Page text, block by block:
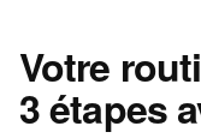
Votre
3 étapes